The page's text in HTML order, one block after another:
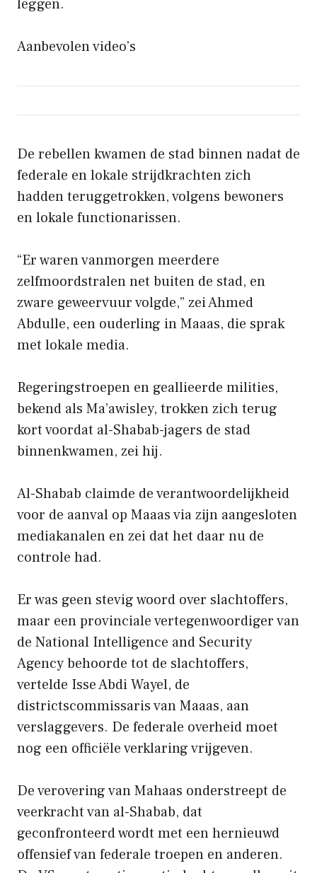
leggen.
Aanbevolen video’s
De rebellen kwamen de stad binnen nadat de
federale en lokale strijdkrachten zich
hadden teruggetrokken, volgens bewoners
en lokale functionarissen.
“Er waren vanmorgen meerdere
zelfmoordstralen net buiten de stad, en
zware geweervuur volgde,” zei Ahmed
Abdulle, een ouderling in Maaas, die sprak
met lokale media.
Regeringstroepen en geallieerde milities,
bekend als Ma’awisley, trokken zich terug
kort voordat al-Shabab-jagers de stad
binnenkwamen, zei hij.
Al-Shabab claimde de verantwoordelijkheid
voor de aanval op Maaas via zijn aangesloten
mediakanalen en zei dat het daar nu de
controle had.
Er was geen stevig woord over slachtoffers,
maar een provinciale vertegenwoordiger van
de National Intelligence and Security
Agency behoorde tot de slachtoffers,
vertelde Isse Abdi Wayel, de
districtscommissaris van Maaas, aan
verslaggevers. De federale overheid moet
nog een officiële verklaring vrijgeven.
De verovering van Mahaas onderstreept de
veerkracht van al-Shabab, dat
geconfronteerd wordt met een hernieuwd
offensief van federale troepen en anderen.